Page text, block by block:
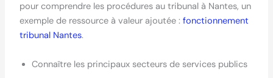
pour comprendre les procédures au tribunal à Nantes, un
exemple de ressource à valeur ajoutée : fonctionnement
tribunal Nantes.
Connaître les principaux secteurs de services publics